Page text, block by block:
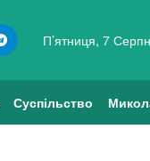
П’ятниця, 7
Суспільство